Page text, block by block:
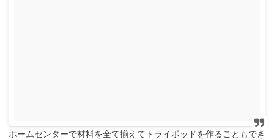
ホームセンターで材料を全て揃えてトライポッドを作ることもでき